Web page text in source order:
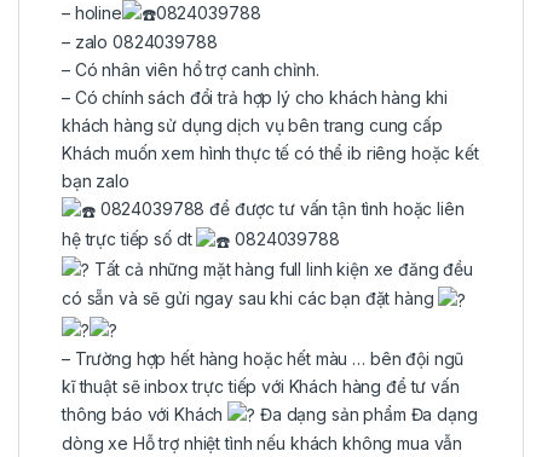
– holine
0824039788
– zalo 0824039788
– Có nhân viên hổ trợ canh chỉnh.
– Có chính sách đổi trả hợp lý cho khách hàng khi
khách hàng sử dụng dịch vụ bên trang cung cấp
Khách muốn xem hình thực tế có thể ib riêng hoặc kết
bạn zalo
0824039788 để được tư vấn tận tình hoặc liên
hệ trực tiếp số dt
0824039788
Tất cả những mặt hàng full linh kiện xe đăng đều
có sẵn và sẽ gửi ngay sau khi các bạn đặt hàng
– Trường hợp hết hàng hoặc hết màu … bên đội ngũ
kĩ thuật sẽ inbox trực tiếp với Khách hàng để tư vấn
thông báo với Khách
Đa dạng sản phẩm Đa dạng
dòng xe Hỗ trợ nhiệt tình nếu khách không mua vẫn